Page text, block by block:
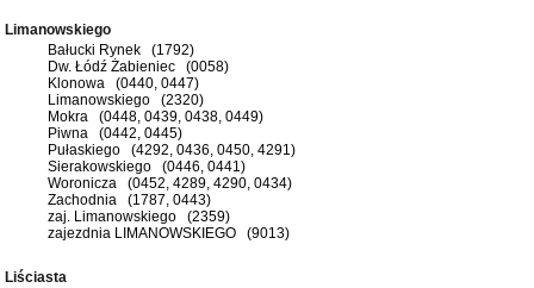
Limanowskiego
Bałucki Rynek (1792)
Dw. Łódź Żabieniec (0058)
Klonowa (0440, 0447)
Limanowskiego (2320)
Mokra (0448, 0439, 0438, 0449)
Piwna (0442, 0445)
Pułaskiego (4292, 0436, 0450, 4291)
Sierakowskiego (0446, 0441)
Woronicza (0452, 4289, 4290, 0434)
Zachodnia (1787, 0443)
zaj. Limanowskiego (2359)
zajezdnia LIMANOWSKIEGO (9013)
Liściasta